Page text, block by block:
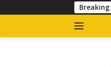
ke
Breaking
PP Tertibkan Banner yang